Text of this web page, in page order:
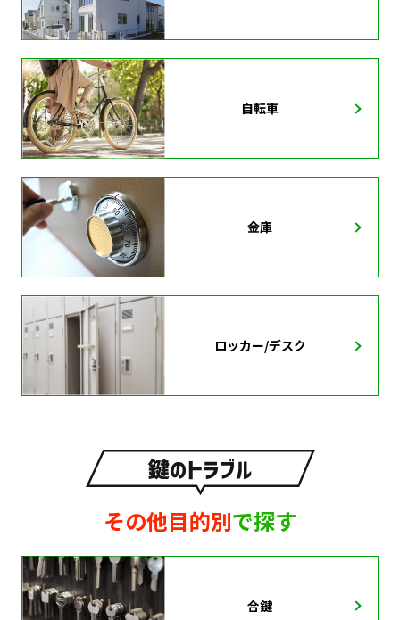
自転車
金庫
ロッカー/デスク
その他目的別で探す
合鍵